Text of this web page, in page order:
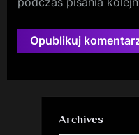
Archives